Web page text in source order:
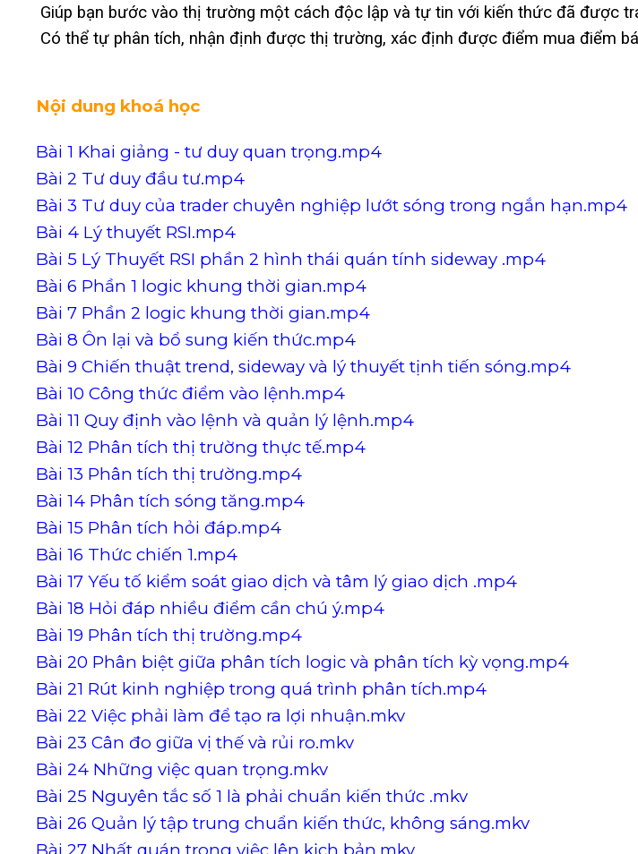
Giúp bạn bước vào thị trường một cách độc lập và tự tin với kiến thức đã được
Có thể tự phân tích, nhận định được thị trường, xác định được điểm mua điểm
Nội dung khoá học
Bài 1 Khai giảng - tư duy quan trọng.mp4
Bài 2 Tư duy đầu tư.mp4
Bài 3 Tư duy của trader chuyên nghiệp lướt sóng trong ngắn hạn.mp4
Bài 4 Lý thuyết RSI.mp4
Bài 5 Lý Thuyết RSI phần 2 hình thái quán tính sideway .mp4
Bài 6 Phần 1 logic khung thời gian.mp4
Bài 7 Phần 2 logic khung thời gian.mp4
Bài 8 Ôn lại và bổ sung kiến thức.mp4
Bài 9 Chiến thuật trend, sideway và lý thuyết tịnh tiến sóng.mp4
Bài 10 Công thức điểm vào lệnh.mp4
Bài 11 Quy định vào lệnh và quản lý lệnh.mp4
Bài 12 Phân tích thị trường thực tế.mp4
Bài 13 Phân tích thị trường.mp4
Bài 14 Phân tích sóng tăng.mp4
Bài 15 Phân tích hỏi đáp.mp4
Bài 16 Thức chiến 1.mp4
Bài 17 Yếu tố kiểm soát giao dịch và tâm lý giao dịch .mp4
Bài 18 Hỏi đáp nhiều điểm cần chú ý.mp4
Bài 19 Phân tích thị trường.mp4
Bài 20 Phân biệt giữa phân tích logic và phân tích kỳ vọng.mp4
Bài 21 Rút kinh nghiệp trong quá trình phân tích.mp4
Bài 22 Việc phải làm để tạo ra lợi nhuận.mkv
Bài 23 Cân đo giữa vị thế và rủi ro.mkv
Bài 24 Những việc quan trọng.mkv
Bài 25 Nguyên tắc số 1 là phải chuẩn kiến thức .mkv
Bài 26 Quản lý tập trung chuẩn kiến thức, không sáng.mkv
Bài 27 Nhất quán trong việc lên kịch bản.mkv